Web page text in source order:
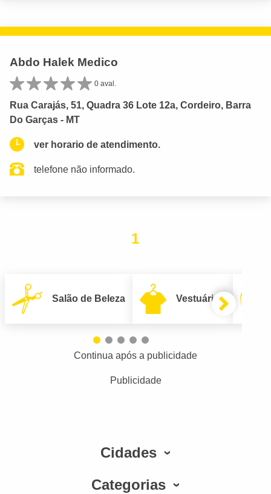
Abdo Halek Medico
0 aval.
Rua Carajás, 51, Quadra 36 Lote 12a, Cordeiro, Barra
Do Garças - MT
ver horario de atendimento.
telefone não informado.
1
Salão de Beleza Vestuário
Continua após a publicidade
Publicidade
Cidades
Categorias